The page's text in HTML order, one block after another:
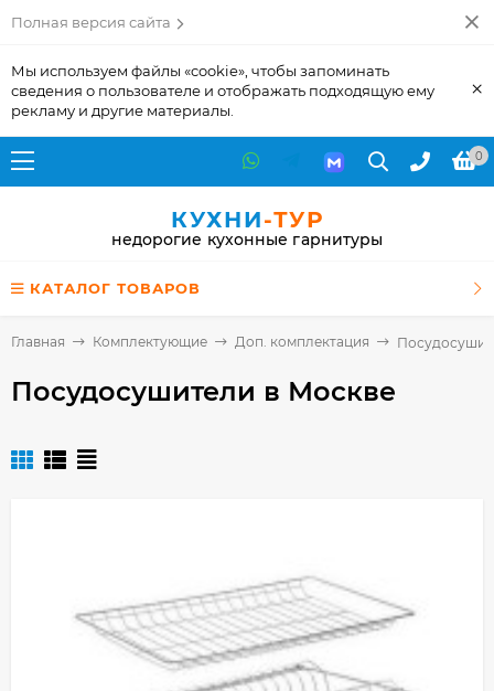
Полная версия сайта
Мы используем файлы «cookie», чтобы запоминать
сведения о пользователе и отображать подходящую ему
рекламу и другие материалы.
×
0
КУХНИ-ТУР
недорогие кухонные гарнитуры
КАТАЛОГ ТОВАРОВ
Главная Комплектующие Доп. комплектация
Посудосушители в Москве